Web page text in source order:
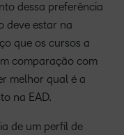
dessa preferência
deve estar na
que os cursos a
comparação com
melhor qual é a
na EAD.
de um perfil de